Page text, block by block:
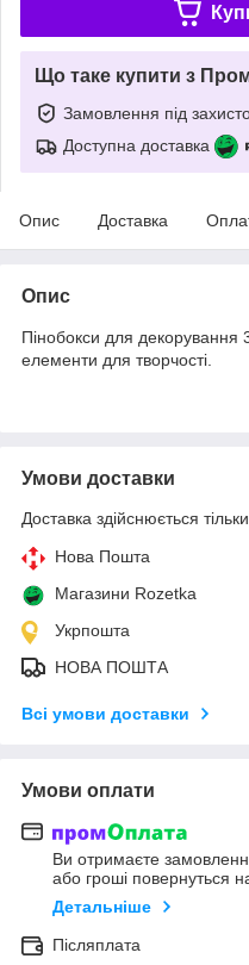
Що таке купити з
Замовлення під
Доступна доставка
Опис Доставка
Опис
Пінобокси для декорування
елементи для творчості.
Умови доставки
Доставка здійснюється
Нова Пошта
Магазини Rozetka
Укрпошта
НОВА ПОШТА
Всі умови доставки
Умови оплати
Ви отримаєте
або гроші повернуться
Детальніше
Післяплата